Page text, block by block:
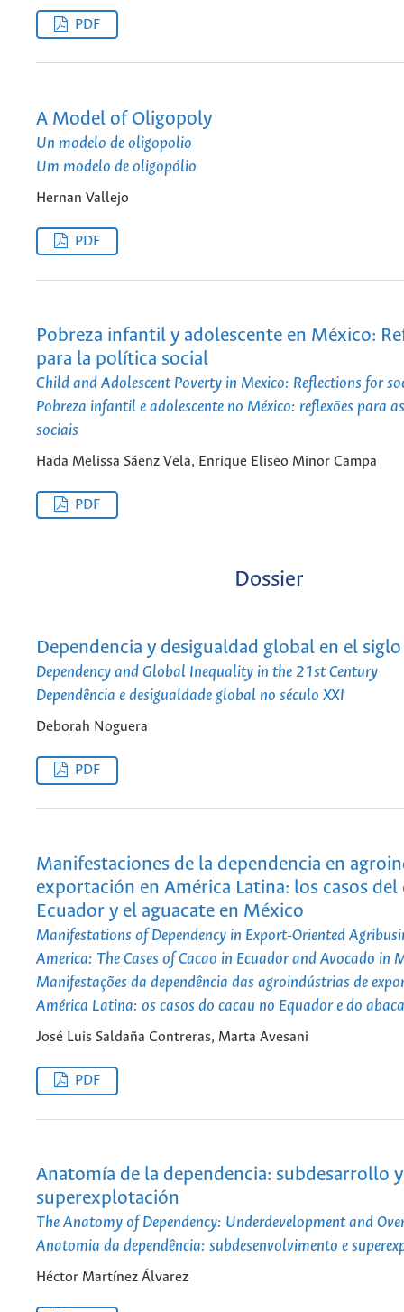
PDF
A Model of Oligopoly
Un modelo de oligopolio
Um modelo de oligopólio
Hernan Vallejo
PDF
Pobreza infantil y adolescente en México:
para la política social
Child and Adolescent Poverty in Mexico: Reflections for
Pobreza infantil e adolescente no México: reflexões para
sociais
Hada Melissa Sáenz Vela, Enrique Eliseo Minor Campa
PDF
Dossier
Dependencia y desigualdad global en el siglo
Dependency and Global Inequality in the 21st Century
Dependência e desigualdade global no século XXI
Deborah Noguera
PDF
Manifestaciones de la dependencia en
exportación en América Latina: los casos del
Ecuador y el aguacate en México
Manifestations of Dependency in Export-Oriented
America: The Cases of Cacao in Ecuador and Avocado in
Manifestações da dependência das agroindústrias de
América Latina: os casos do cacau no Equador e do
José Luis Saldaña Contreras, Marta Avesani
PDF
Anatomía de la dependencia: subdesarrollo y
superexplotación
The Anatomy of Dependency: Underdevelopment and
Anatomia da dependência: subdesenvolvimento e
Héctor Martínez Álvarez